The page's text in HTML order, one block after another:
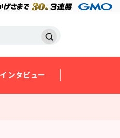
インタビュー